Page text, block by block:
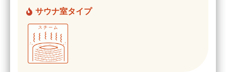
サウナ室タイプ